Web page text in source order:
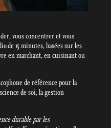
vous concentrer et vous
de 15 minutes, basées sur les
en marchant, en cuisinant ou
de référence pour la
de soi, la gestion
durable par les